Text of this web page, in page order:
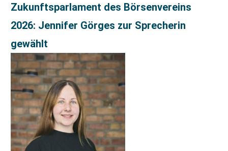
Zukunftsparlament des Börsenvereins
2026: Jennifer Görges zur Sprecherin
gewählt